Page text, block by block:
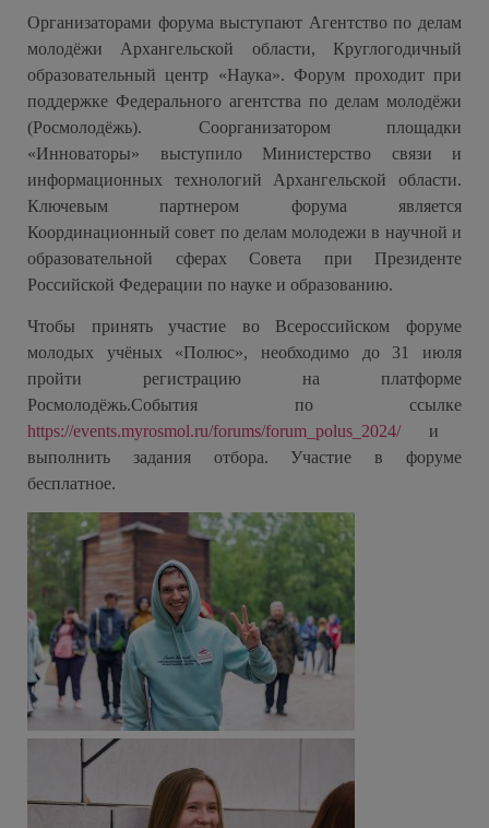
Организаторами форума выступают Агентство по делам
молодёжи Архангельской области, Круглогодичный
образовательный центр «Наука». Форум проходит при
поддержке Федерального агентства по делам молодёжи
(Росмолодёжь). Соорганизатором площадки
«Инноваторы» выступило Министерство связи и
информационных технологий Архангельской области.
Ключевым партнером форума является
Координационный совет по делам молодежи в научной и
образовательной сферах Совета при Президенте
Российской Федерации по науке и образованию.
Чтобы принять участие во Всероссийском форуме
молодых учёных «Полюс», необходимо до 31 июля
пройти регистрацию на платформе
Росмолодёжь.События по ссылке
https://events.myrosmol.ru/forums/forum_polus_2024/и
выполнить задания отбора. Участие в форуме
бесплатное.